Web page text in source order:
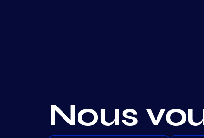
Nous